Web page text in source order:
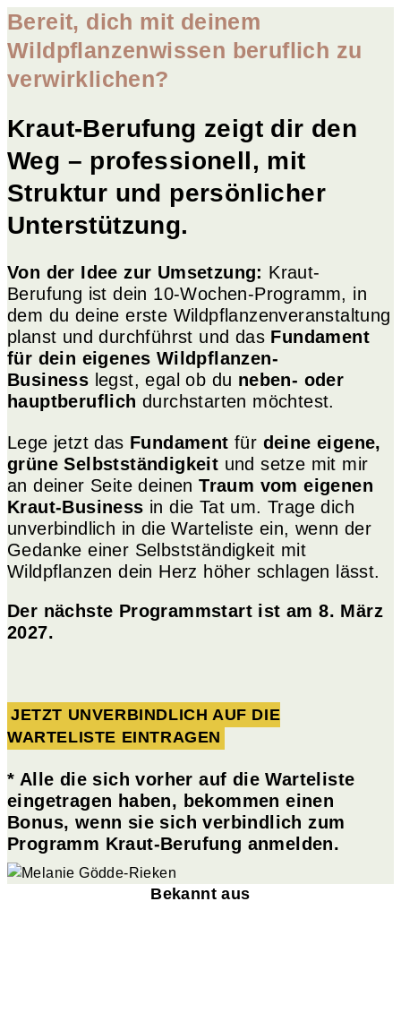
Bereit, dich mit deinem
Wildpflanzenwissen beruflich zu
verwirklichen?
Kraut-Berufung zeigt dir den
Weg – professionell, mit
Struktur und persönlicher
Unterstützung.
Von der Idee zur Umsetzung: Kraut-
Berufung ist dein 10-Wochen-Programm, in
dem du deine erste Wildpflanzenveranstaltung
planst und durchführst und das Fundament
für dein eigenes Wildpflanzen-
Business legst, egal ob du neben- oder
hauptberuflich durchstarten möchtest.
Lege jetzt das Fundament für deine eigene,
grüne Selbstständigkeit und setze mit mir
an deiner Seite deinenTraum vom eigenen
Kraut-Business in die Tat um. Trage dich
unverbindlich in die Warteliste ein, wenn der
Gedanke einer Selbstständigkeit mit
Wildpflanzen dein Herz höher schlagen lässt.
Der nächste Programmstart ist am 8. März
2027.
JETZT UNVERBINDLICH AUF DIE
WARTELISTE EINTRAGEN
* Alle die sich vorher auf die Warteliste
eingetragen haben, bekommen einen
Bonus, wenn sie sich verbindlich zum
Programm Kraut-Berufung anmelden.
Bekannt aus